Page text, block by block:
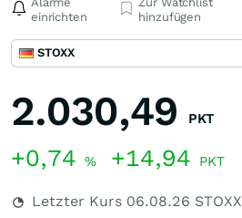
einrichten
hinzufügen
STOXX
2.030,49 PKT
+0,74 % +14,94 PKT
Letzter Kurs 06.08.26 STOXX